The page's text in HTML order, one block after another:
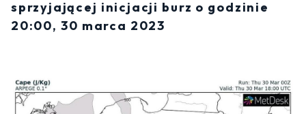
sprzyjającej inicjacji burz o godzinie
20:00, 30 marca 2023